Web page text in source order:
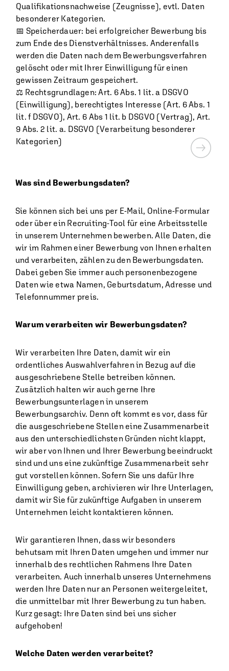
Qualifikationsnachweise (Zeugnisse), evtl. Daten
besonderer Kategorien.
📅 Speicherdauer: bei erfolgreicher Bewerbung bis
zum Ende des Dienstverhältnisses. Anderenfalls
werden die Daten nach dem Bewerbungsverfahren
gelöscht oder mit Ihrer Einwilligung für einen
gewissen Zeitraum gespeichert.
⚖️ Rechtsgrundlagen: Art. 6 Abs. 1 lit. a DSGVO
(Einwilligung), berechtigtes Interesse (Art. 6 Abs. 1
lit. f DSGVO), Art. 6 Abs 1 lit. b DSGVO (Vertrag), Art.
9 Abs. 2 lit. a. DSGVO (Verarbeitung besonderer
Kategorien)
Was sind Bewerbungsdaten?
Sie können sich bei uns per E-Mail, Online-Formular
oder über ein Recruiting-Tool für eine Arbeitsstelle
in unserem Unternehmen bewerben. Alle Daten, die
wir im Rahmen einer Bewerbung von Ihnen erhalten
und verarbeiten, zählen zu den Bewerbungsdaten.
Dabei geben Sie immer auch personenbezogene
Daten wie etwa Namen, Geburtsdatum, Adresse und
Telefonnummer preis.
Warum verarbeiten wir Bewerbungsdaten?
Wir verarbeiten Ihre Daten, damit wir ein
ordentliches Auswahlverfahren in Bezug auf die
ausgeschriebene Stelle betreiben können.
Zusätzlich halten wir auch gerne Ihre
Bewerbungsunterlagen in unserem
Bewerbungsarchiv. Denn oft kommt es vor, dass für
die ausgeschriebene Stellen eine Zusammenarbeit
aus den unterschiedlichsten Gründen nicht klappt,
wir aber von Ihnen und Ihrer Bewerbung beeindruckt
sind und uns eine zukünftige Zusammenarbeit sehr
gut vorstellen können. Sofern Sie uns dafür Ihre
Einwilligung geben, archivieren wir Ihre Unterlagen,
damit wir Sie für zukünftige Aufgaben in unserem
Unternehmen leicht kontaktieren können.
Wir garantieren Ihnen, dass wir besonders
behutsam mit Ihren Daten umgehen und immer nur
innerhalb des rechtlichen Rahmens Ihre Daten
verarbeiten. Auch innerhalb unseres Unternehmens
werden Ihre Daten nur an Personen weitergeleitet,
die unmittelbar mit Ihrer Bewerbung zu tun haben.
Kurz gesagt: Ihre Daten sind bei uns sicher
aufgehoben!
Welche Daten werden verarbeitet?